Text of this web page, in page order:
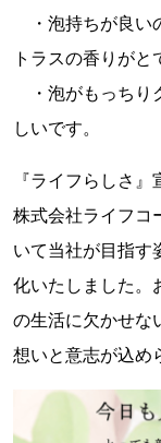
・泡持ちが良い
トラスの香りがと
・泡がもっちり
しいです。
『ライフらしさ』
株式会社ライフコ
いて当社が目指す
化いたしました。
の生活に欠かせな
想いと意志が込め